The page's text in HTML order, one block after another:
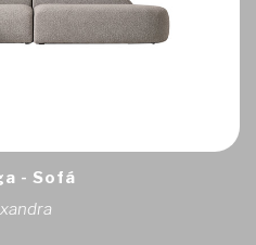
- Sofá